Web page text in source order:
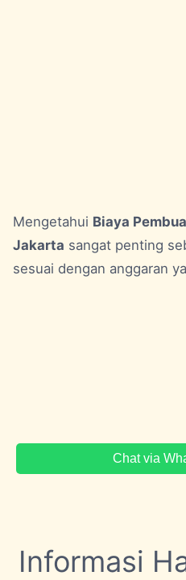
Mengetahui Biaya
Jakarta sangat penting
sesuai dengan anggaran
Chat via
Informasi